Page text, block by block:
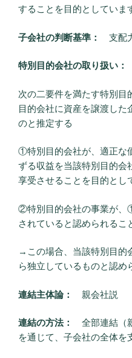
することを目的としていま
子会社の判断基準： 支配
特別目的会社の取り扱い：
次の二要件を満たす特別目
目的会社に資産を譲渡した
のと推定する
①特別目的会社が、適正な
ずる収益を当該特別目的会
享受させることを目的とし
②特別目的会社の事業が、
されていると認められるこ
→この場合、当該特別目的
ら独立しているものと認め
連結主体論： 親会社説
連結の方法： 全部連結（
を通じて、子会社の全体を